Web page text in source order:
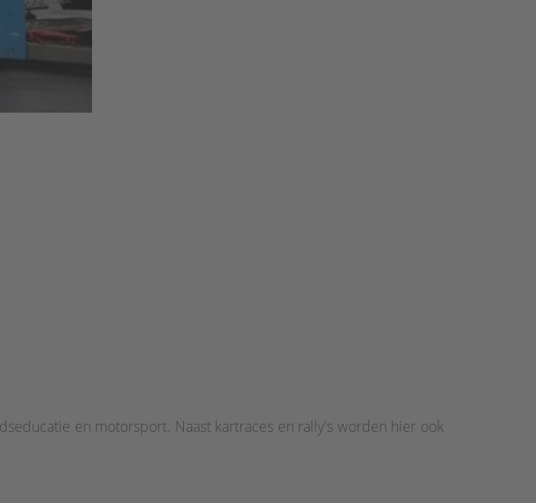
en motorsport. Naast kartraces en rally's worden hier ook